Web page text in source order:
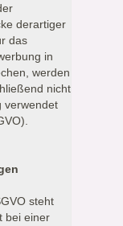
derartiger
das
in
werden
nicht
verwendet
steht
bei einer